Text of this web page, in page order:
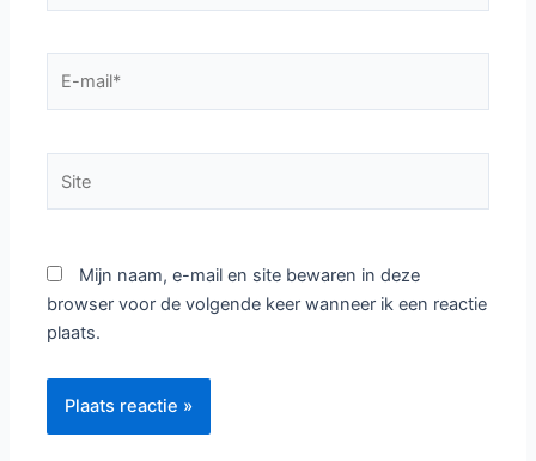
mail*
Mijn naam, e-mail en site bewaren in deze
browser voor de volgende keer wanneer ik een reactie
plaats.